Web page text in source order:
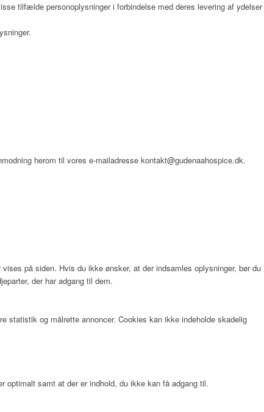
tilfælde personoplysninger i forbindelse med deres levering af ydelser
herom til vores e-mailadresse kontakt@gudenaahospice.dk.
på siden. Hvis du ikke ønsker, at der indsamles oplysninger, bør du
der har adgang til dem.
statistik og målrette annoncer. Cookies kan ikke indeholde skadelig
optimalt samt at der er indhold, du ikke kan få adgang til.